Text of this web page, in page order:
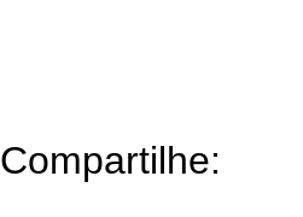
Compartilhe: